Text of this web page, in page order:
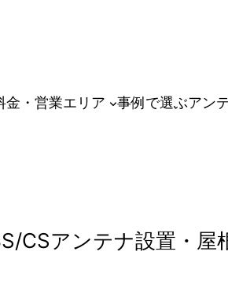
金・営業エリア 事例で選ぶアン
CSアンテナ設置・屋